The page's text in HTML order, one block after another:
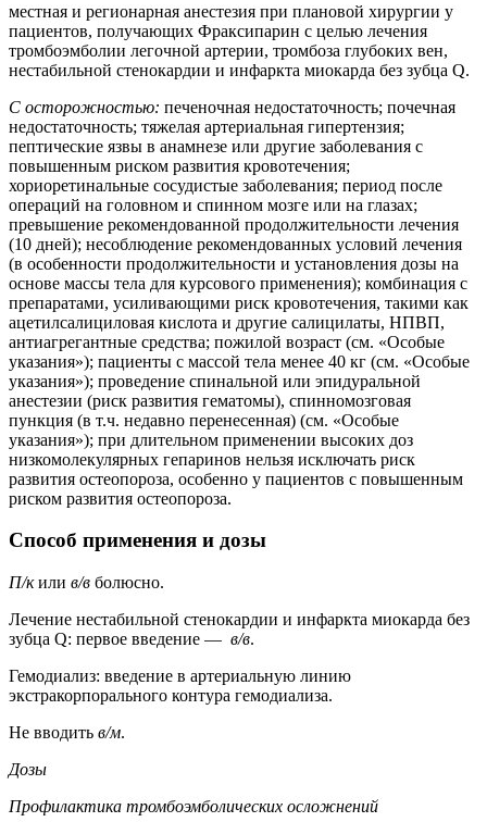
местная и регионарная анестезия при плановой хирургии у
пациентов, получающих Фраксипарин с целью лечения
тромбоэмболии легочной артерии, тромбоза глубоких вен,
нестабильной стенокардии и инфаркта миокарда без зубца Q.
С осторожностью: печеночная недостаточность; почечная
недостаточность; тяжелая артериальная гипертензия;
пептические язвы в анамнезе или другие заболевания с
повышенным риском развития кровотечения;
хориоретинальные сосудистые заболевания; период после
операций на головном и спинном мозге или на глазах;
превышение рекомендованной продолжительности лечения
(10 дней); несоблюдение рекомендованных условий лечения
(в особенности продолжительности и установления дозы на
основе массы тела для курсового применения); комбинация с
препаратами, усиливающими риск кровотечения, такими как
ацетилсалициловая кислота и другие салицилаты, НПВП,
антиагрегантные средства; пожилой возраст (см. «Особые
указания»); пациенты с массой тела менее 40 кг (см. «Особые
указания»); проведение спинальной или эпидуральной
анестезии (риск развития гематомы), спинномозговая
пункция (в т.ч. недавно перенесенная) (см. «Особые
указания»); при длительном применении высоких доз
низкомолекулярных гепаринов нельзя исключать риск
развития остеопороза, особенно у пациентов с повышенным
риском развития остеопороза.
Способ применения и дозы
П/кили в/в болюсно.
Лечение нестабильной стенокардии и инфаркта миокарда без
зубца Q: первое введение — в/в.
Гемодиализ: введение в артериальную линию
экстракорпорального контура гемодиализа.
Не вводить в/м.
Дозы
Профилактика тромбоэмболических осложнений